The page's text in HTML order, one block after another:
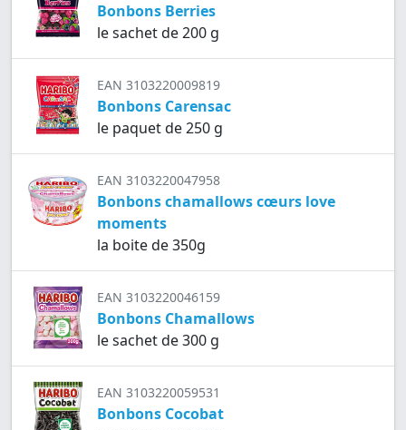
Bonbons Berries
le sachet de 200 g
EAN 3103220009819
Bonbons Carensac
le paquet de 250 g
EAN 3103220047958
Bonbons chamallows cœurs love
moments
la boite de 350g
EAN 3103220046159
Bonbons Chamallows
le sachet de 300 g
EAN 3103220059531
Bonbons Cocobat